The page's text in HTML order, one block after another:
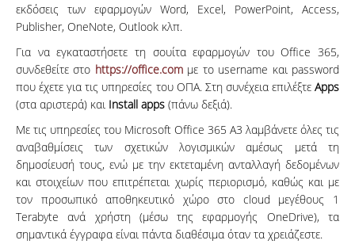
εκδόσεις των εφαρμογών Word, Excel, PowerPoint, Access,
Publisher, OneNote, Outlook κλπ.
Για να εγκαταστήσετε τη σουίτα εφαρμογών του Office 365,
συνδεθείτε στο https://office.comμε το username και password
που έχετε για τις υπηρεσίες του ΟΠΑ. Στη συνέχεια επιλέξτε Apps
(στα αριστερά) και Install apps (πάνω δεξιά).
Με τις υπηρεσίες του Microsoft Office 365 A3 λαμβάνετε όλες τις
αναβαθμίσεις των σχετικών λογισμικών αμέσως μετά τη
δημοσίευσή τους, ενώ με την εκτεταμένη ανταλλαγή δεδομένων
και στοιχείων που επιτρέπεται χωρίς περιορισμό, καθώς και με
τον προσωπικό αποθηκευτικό χώρο στο cloud μεγέθους 1
Terabyte ανά χρήστη (μέσω της εφαρμογής OneDrive), τα
σημαντικά έγγραφα είναι πάντα διαθέσιμα όταν τα χρειάζεστε.